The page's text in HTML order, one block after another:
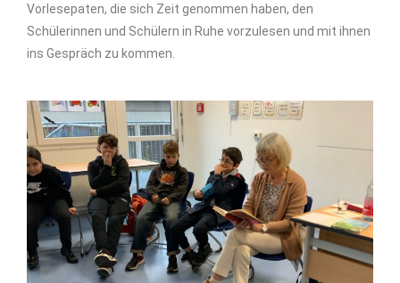
Vorlesepaten, die sich Zeit genommen haben, den
Schülerinnen und Schülern in Ruhe vorzulesen und mit ihnen
ins Gespräch zu kommen.